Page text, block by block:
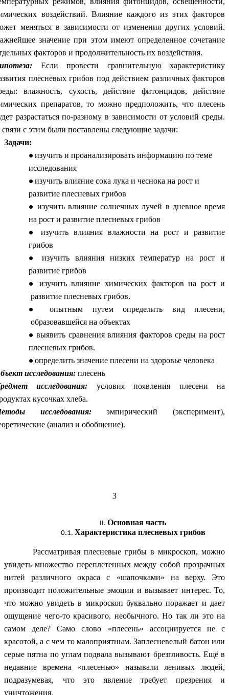
воздействий. Влияние каждого из этих факторов
меняться в зависимости от изменения других условий.
значение при этом имеют определенное сочетание
факторов и продолжительность их воздействия.
Если провести сравнительную характеристику
плесневых грибов под действием различных факторов
влажность, сухость, действие фитонцидов, действие
препаратов, то можно предположить, что плесень
разрастаться по-разному в зависимости от условий среды.
с этим были поставлены следующие задачи:
Задачи:
изучить и проанализировать информацию по теме
исследования
изучить влияние сока лука и чеснока на рост и
развитие плесневых грибов
изучить влияние солнечных лучей в дневное время
на рост и развитие плесневых грибов
изучить влияния влажности на рост и развитие
грибов
изучить влияния низких температур на рост и
развитие грибов
изучить влияние химических факторов на рост и
развитие плесневых грибов.
опытным путем определить вид плесени,
образовавшейся на объектах
выявить сравнения влияния факторов среды на рост
плесневых грибов.
определить значение плесени на здоровье человека
исследования:плесень
исследования: условия появления плесени на
кусочках хлеба.
исследования:
эмпирический (эксперимент),
(анализ и обобщение).
3
Основная часть
Характеристика плесневых грибов
Рассматривая плесневые грибы в микроскоп, можно
увидеть множество переплетенных между собой прозрачных
нитей различного окраса с «шапочками» на верху. Это
производит положительные эмоции и вызывает интерес. То,
что можно увидеть в микроскоп буквально поражает и дает
ощущение чего-то красивого, необычного. Но так ли это на
самом деле? Само слово «плесень» ассоциируется не с
красотой, а с чем то малоприятным. Заплесневелый батон или
серые пятна по углам подвала вызывают брезгливость. Ещё в
недавние времена «плесенью» называли ленивых людей,
подразумевая, что это явление требует презрения и
уничтожения.